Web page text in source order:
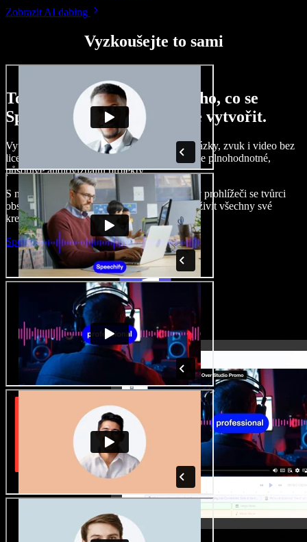
Zobrazit AI dabing
Vyzkoušejte to sami
Tohle je jen malá ukázka toho, co se
Speechify Studiem dokážete vytvořit.
Vytvářejte hlasové komentáře, přidávejte obrázky, zvuk i video bez
licenčních poplatků, klonujte svůj hlas a tvořte plnohodnotné,
působivé audiovizuální projekty.
S nulovou křivkou učení a přístupem přímo v prohlížeči se tvůrci
obsahu mohou zbavit tradičních omezení a oživit všechny své
kreativní nápady.
Spustit Studio